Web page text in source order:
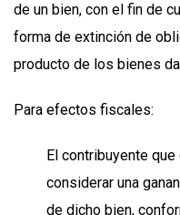
de un bien, con el fin de
forma de extinción de
producto de los bienes
Para efectos fiscales:
El contribuyente
considerar una
de dicho bien,